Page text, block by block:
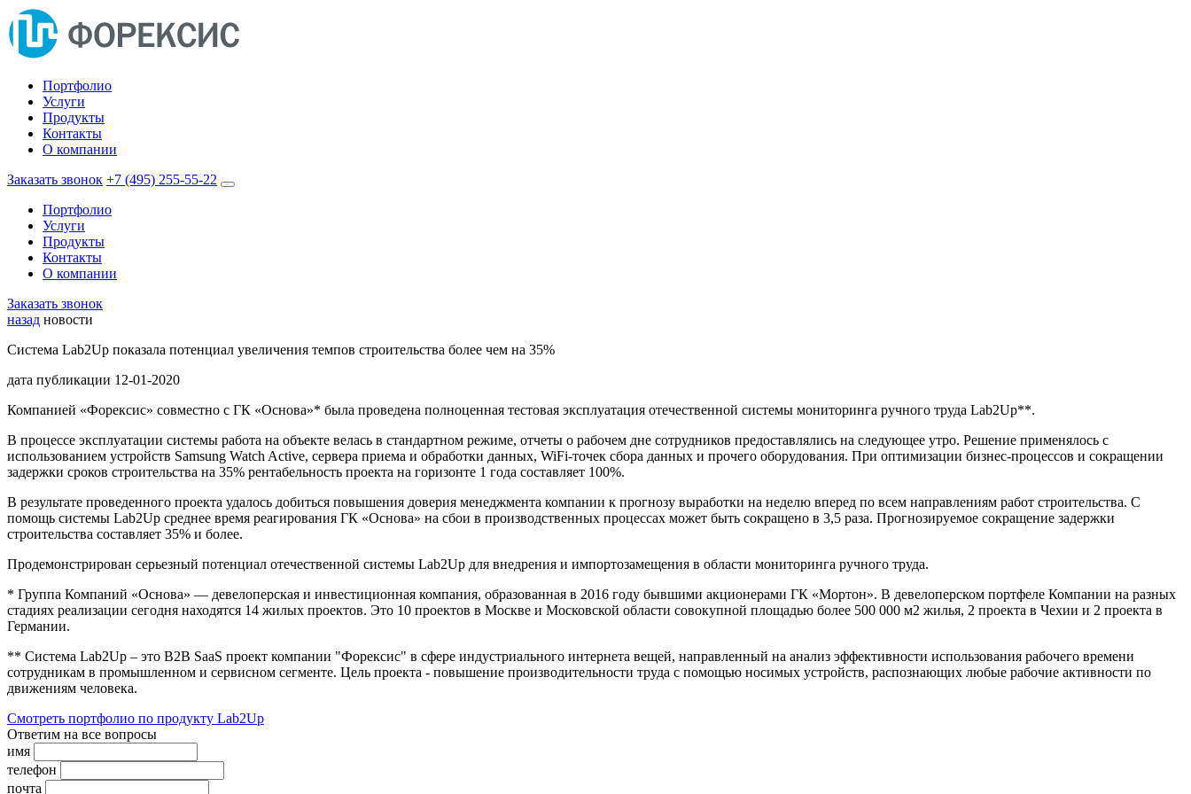
Портфолио
Услуги
Продукты
Контакты
О компании
Заказать звонок +7 (495) 255-55-22
Портфолио
Услуги
Продукты
Контакты
О компании
Заказать звонок
назад новости
Cистема Lab2Up показала потенциал увеличения темпов строительства более чем на 35%
дата публикации 12-01-2020
Компанией «Форексис» совместно с ГК «Основа»* была проведена полноценная тестовая эксплуатация отечественной системы мониторинга ручного труда Lab2Up**.
В процессе эксплуатации системы работа на объекте велась в стандартном режиме, отчеты о рабочем дне сотрудников предоставлялись на следующее утро. Решение применялось с
использованием устройств Samsung Watch Active, сервера приема и обработки данных, WiFi-точек сбора данных и прочего оборудования. При оптимизации бизнес-процессов и сокращении
задержки сроков строительства на 35% рентабельность проекта на горизонте 1 года составляет 100%.
В результате проведенного проекта удалось добиться повышения доверия менеджмента компании к прогнозу выработки на неделю вперед по всем направлениям работ строительства. С
помощь системы Lab2Up среднее время реагирования ГК «Основа» на сбои в производственных процессах может быть сокращено в 3,5 раза. Прогнозируемое сокращение задержки
строительства составляет 35% и более.
Продемонстрирован серьезный потенциал отечественной системы Lab2Up для внедрения и импортозамещения в области мониторинга ручного труда.
* Группа Компаний «Основа» — девелоперская и инвестиционная компания, образованная в 2016 году бывшими акционерами ГК «Мортон». В девелоперском портфеле Компании на разных
стадиях реализации сегодня находятся 14 жилых проектов. Это 10 проектов в Москве и Московской области совокупной площадью более 500 000 м2 жилья, 2 проекта в Чехии и 2 проекта в
Германии.
** Система Lab2Up – это B2B SaaS проект компании "Форексис" в сфере индустриального интернета вещей, направленный на анализ эффективности использования рабочего времени
сотрудникам в промышленном и сервисном сегменте. Цель проекта - повышение производительности труда с помощью носимых устройств, распознающих любые рабочие активности по
движениям человека.
Смотреть портфолио по продукту Lab2Up
Ответим на все вопросы
имя
телефон
почта